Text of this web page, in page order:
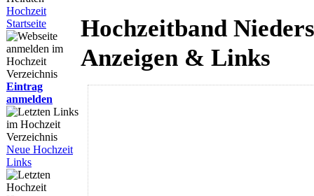
Hochzeit
Startseite
Eintrag
anmelden
Neue Hochzeit
Links
Hochzeitband
Anzeigen & Links